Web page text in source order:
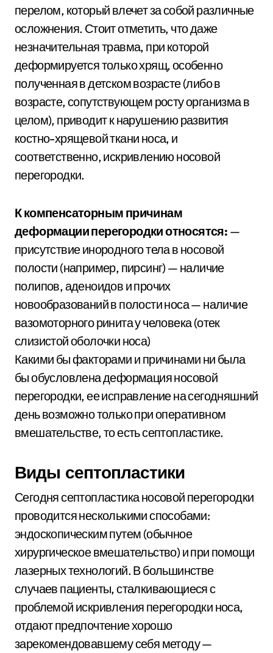
перелом, который влечет за собой различные
осложнения. Стоит отметить, что даже
незначительная травма, при которой
деформируется только хрящ, особенно
полученная в детском возрасте (либо в
возрасте, сопутствующем росту организма в
целом), приводит к нарушению развития
костно-хрящевой ткани носа, и
соответственно, искривлению носовой
перегородки.
К компенсаторным причинам
деформации перегородки относятся: —
присутствие инородного тела в носовой
полости (например, пирсинг) — наличие
полипов, аденоидов и прочих
новообразований в полости носа — наличие
вазомоторного ринита у человека (отек
слизистой оболочки носа)
Какими бы факторами и причинами ни была
бы обусловлена деформация носовой
перегородки, ее исправление на сегодняшний
день возможно только при оперативном
вмешательстве, то есть септопластике.
Виды септопластики
Сегодня септопластика носовой перегородки
проводится несколькими способами:
эндоскопическим путем (обычное
хирургическое вмешательство) и при помощи
лазерных технологий. В большинстве
случаев пациенты, сталкивающиеся с
проблемой искривления перегородки носа,
отдают предпочтение хорошо
зарекомендовавшему себя методу —